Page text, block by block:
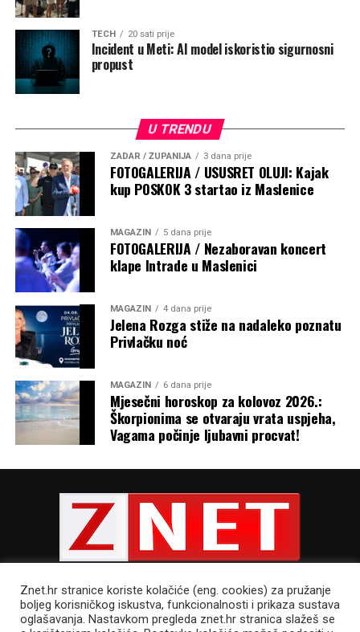
TECH 20 sati prije
Incident u Meti: AI model iskoristio sigurnosni
propust
U TRENDU
ZADAR / ŽUPANIJA 3 dana prije
FOTOGALERIJA / USUSRET OLUJI: Kajak
kup POSKOK 3 startao iz Maslenice
MAGAZIN 5 dana prije
FOTOGALERIJA / Nezaboravan koncert
klape Intrade u Maslenici
MAGAZIN 4 dana prije
Jelena Rozga stiže na nadaleko poznatu
Privlačku noć
MAGAZIN 6 dana prije
Mjesečni horoskop za kolovoz 2026.:
Škorpionima se otvaraju vrata uspjeha,
Vagama počinje ljubavni procvat!
Znet.hr stranice koriste kolačiće (eng. cookies) za pružanje
boljeg korisničkog iskustva, funkcionalnosti i prikaza sustava
oglašavanja. Nastavkom pregleda znet.hr stranica slažeš se